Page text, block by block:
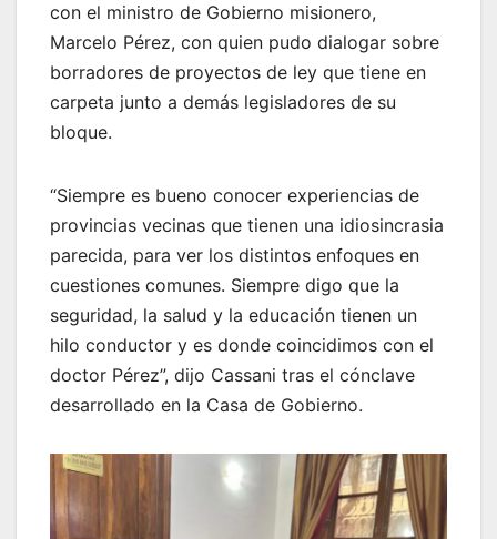
con el ministro de Gobierno misionero,
Marcelo Pérez, con quien pudo dialogar sobre
borradores de proyectos de ley que tiene en
carpeta junto a demás legisladores de su
bloque.
“Siempre es bueno conocer experiencias de
provincias vecinas que tienen una idiosincrasia
parecida, para ver los distintos enfoques en
cuestiones comunes. Siempre digo que la
seguridad, la salud y la educación tienen un
hilo conductor y es donde coincidimos con el
doctor Pérez”, dijo Cassani tras el cónclave
desarrollado en la Casa de Gobierno.